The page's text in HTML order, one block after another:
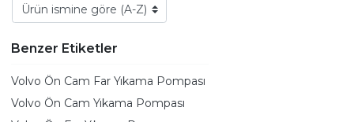
Benzer Etiketler
Volvo Ön Cam Far Yıkama Pompası
Volvo Ön Cam Yıkama Pompası